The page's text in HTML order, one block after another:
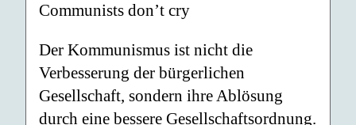
Communists don’t cry
Der Kommunismus ist nicht die
Verbesserung der bürgerlichen
Gesellschaft, sondern ihre Ablösung
durch eine bessere Gesellschaftsordnung.